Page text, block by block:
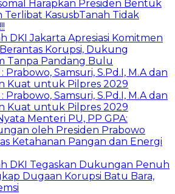
Harapkan Presiden Bentuk
Terlibat KasusbTanah Tidak
DKI Jakarta Apresiasi Komitmen
Korupsi, Dukung
Tanpa Pandang Bulu
Prabowo, Samsuri, S.Pd.I, M.A dan
Kuat untuk Pilpres 2029
Prabowo, Samsuri, S.Pd.I, M.A dan
Kuat untuk Pilpres 2029
Menteri PU, PP GPA:
oleh Presiden Prabowo
Ketahanan Pangan dan Energi
DKI Tegaskan Dukungan Penuh
Dugaan Korupsi Batu Bara,